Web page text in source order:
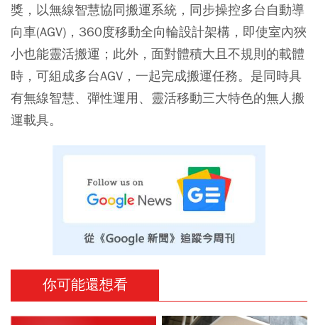
獎，以無線智慧協同搬運系統，同步操控多台自動導
向車(AGV)，360度移動全向輪設計架構，即使室內狹
小也能靈活搬運；此外，面對體積大且不規則的載體
時，可組成多台AGV，一起完成搬運任務。是同時具
有無線智慧、彈性運用、靈活移動三大特色的無人搬
運載具。
你可能還想看